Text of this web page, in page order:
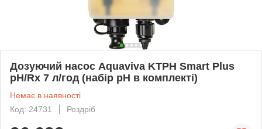
Дозуючий насос Aquaviva KTPH Smart Plus
pH/Rx 7 л/год (набір pH в комплекті)
Немає в наявності
Код: 24731
Роздріб